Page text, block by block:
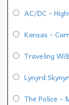
AC/DC -
Kansas -
Traveling
Lynyrd
The Police -